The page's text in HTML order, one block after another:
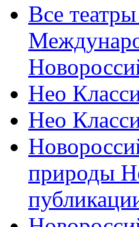
Все
Нео
Нео
природы